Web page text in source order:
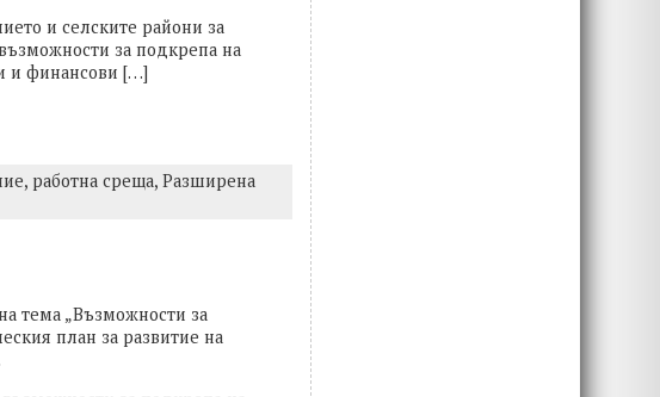
и селските райони за
за подкрепа на
и финансови […]
работна среща,Разширена
тема „Възможности за
план за развитие на